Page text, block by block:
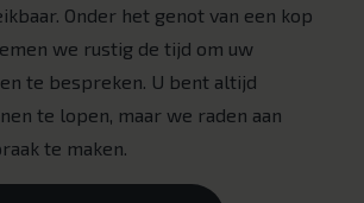
Onder het genot van een kop
we rustig de tijd om uw
te bespreken. U bent altijd
te lopen, maar we raden aan
te maken.